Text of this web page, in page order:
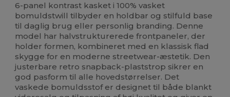
6-panel kontrast kasket i 100% vasket
bomuldstwill tilbyder en holdbar og stilfuld base
til daglig brug eller personlig branding. Denne
model har halvstrukturerede frontpaneler, der
holder formen, kombineret med en klassisk flad
skygge for en moderne streetwear-æstetik. Den
justerbare retro snapback-plaststrop sikrer en
god pasform til alle hovedstørrelser. Det
vaskede bomuldsstof er designet til både blankt